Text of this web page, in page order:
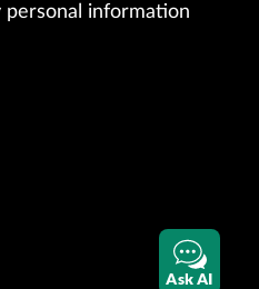
personal information
Ask AI